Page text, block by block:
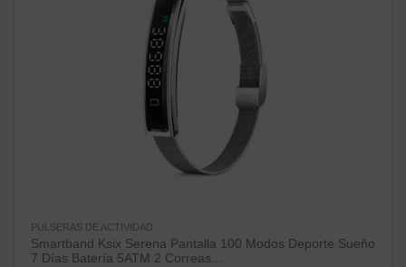
PULSERAS DE ACTIVIDAD
Smartband Ksix Serena Pantalla 100 Modos Deporte Sueño
7 Días Batería 5ATM 2 Correas...